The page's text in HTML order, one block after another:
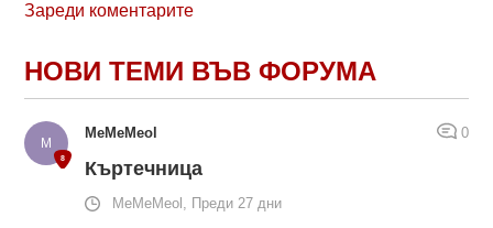
Зареди коментарите
НОВИ ТЕМИ ВЪВ ФОРУМА
MeMeMeol 0
Къртечница
MeMeMeol, Преди 27 дни